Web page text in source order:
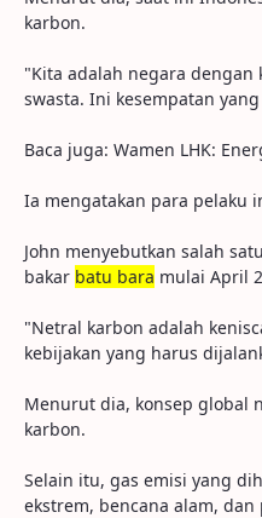
karbon.
"Kita adalah negara
swasta. Ini kesempatan
Baca juga: Wamen LHK:
Ia mengatakan para pelaku
John menyebutkan salah
bakar batu bara mulai April
"Netral karbon adalah
kebijakan yang harus
Menurut dia, konsep global
karbon.
Selain itu, gas emisi yang
ekstrem, bencana alam,